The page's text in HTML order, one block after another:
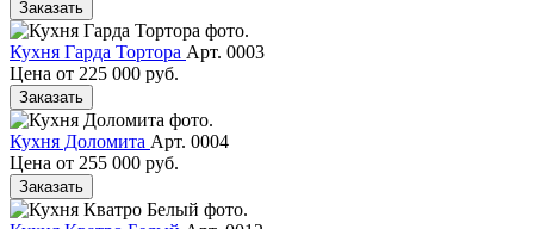
Заказать
Кухня Гарда Тортора Арт. 0003
Цена от 225 000 руб.
Заказать
Кухня Доломита Арт. 0004
Цена от 255 000 руб.
Заказать